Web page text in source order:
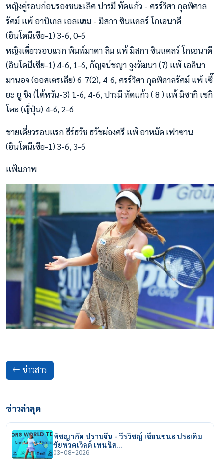
หญิงคู่รอบก่อนรองชนะเลิศ ปารมี ทัดแก้ว - ศรร์วิศา กุลพิศาล
รัศม์ แพ้ อาบิเกล เอลแฮม - มิสกา ซินแคลร์ โกเอนาดี
(อินโดนีเซีย-1) 3-6, 0-6
หญิงเดี่ยวรอบแรก พิมพ์มาดา ลิม แพ้ มิสกา ซินแคลร์ โกเอนาดี
(อินโดนีเซีย-1) 4-6, 1-6, กัญจน์ชญา จูงวัฒนา (7) แพ้ เอลินา
มานอจ (ออสเตรเลีย) 6-7(2), 4-6, ศรร์วิศา กุลพิศาลรัศม์ แพ้ เซี๊
ยะ ยู ชิง (ไต้หวัน-3) 1-6, 4-6, ปารมี ทัดแก้ว ( 8 ) แพ้ มิซากิ เซกิ
โดะ (ญี่ปุ่น) 4-6, 2-6
ชายเดี่ยวรอบแรก ธีร์ธวัช ธวัชผ่องศรี แพ้ อาหมัด เฟาซาน
(อินโดนีเซีย-1) 3-6, 3-6
แฟ้มภาพ
ข่าวสาร
ข่าวล่าสุด
พิชญาภัค ปราบจีน - วีรวิชญ์ เฉือนชนะ ประเดิม
ชัยหวดเวิลด์ เทนนิส…
03-08-2026